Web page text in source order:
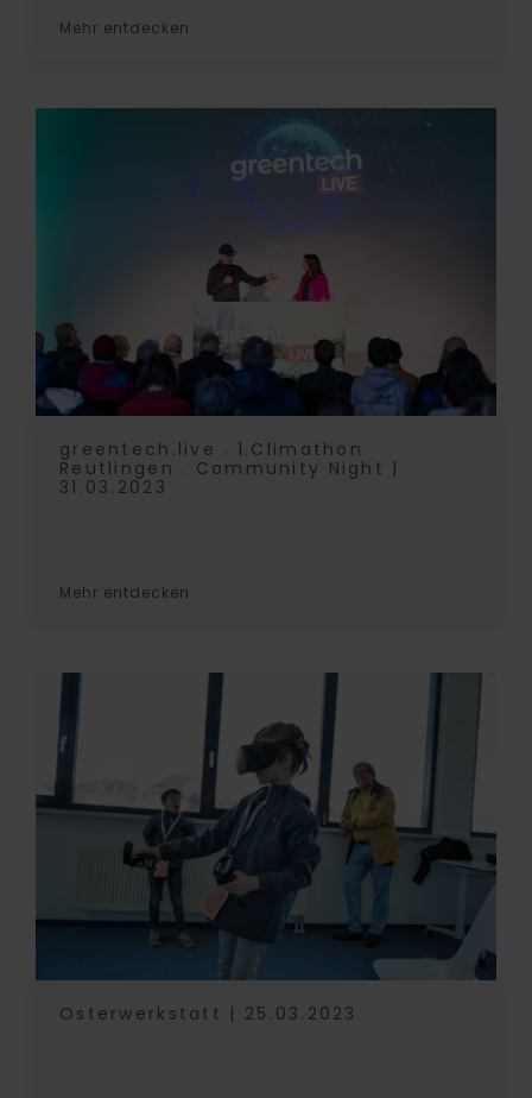
Mehr entdecken
greentech.live . 1.Climathon
Reutlingen . Community Night |
31.03.2023
Mehr entdecken
Osterwerkstatt | 25.03.2023